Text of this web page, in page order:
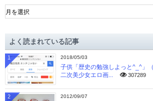
ア
ー
ブよく読まれている記事
2018/05/03
子供「歴史の勉強しよっと^_^」
二次美少女エロ画...
307289
1
2012/09/07
2